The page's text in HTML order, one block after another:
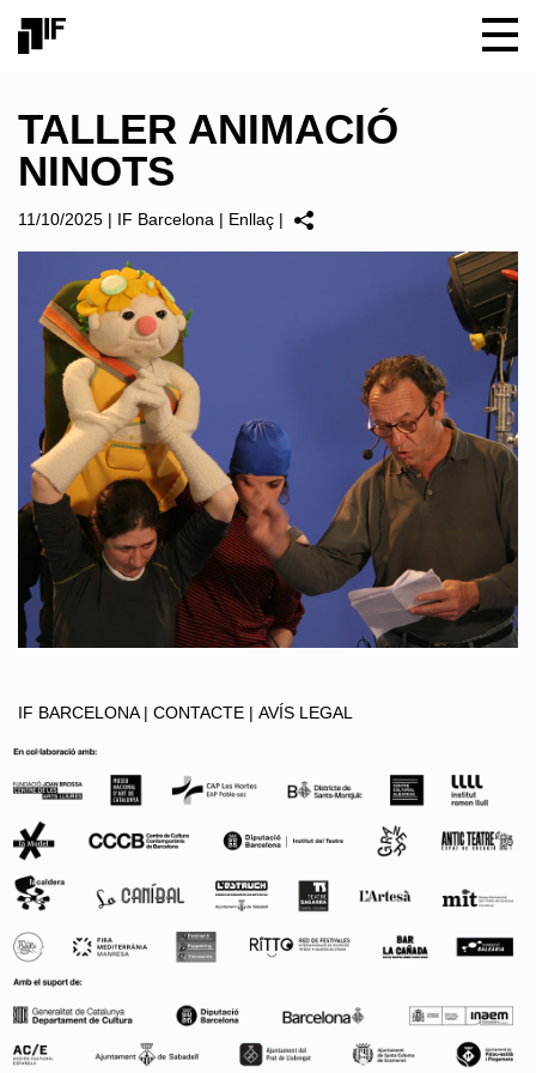
TALLER ANIMACIÓ
NINOTS
11/10/2025 | IF Barcelona | Enllaç |
IF BARCELONA | CONTACTE | AVÍS LEGAL